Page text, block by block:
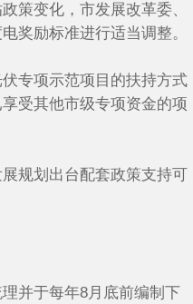
策变化，市发展改革委、
奖励标准进行适当调整。
专项示范项目的扶持方式
受其他市级专项资金的项
规划出台配套政策支持可
并于每年8月底前编制下